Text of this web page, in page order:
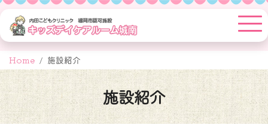
Skip
to
content
Home 施設紹介
施設紹介